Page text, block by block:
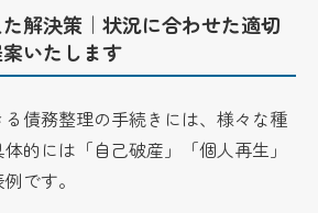
解決策｜状況に合わせた適切
いたします
債務整理の手続きには、様々な種
的には「自己破産」「個人再生」
です。